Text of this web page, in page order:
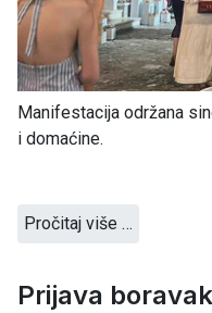
Manifestacija održana
i domaćine.
Pročitaj više …
Prijava